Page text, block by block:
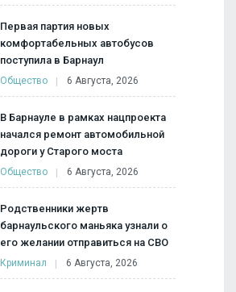
Первая партия новых
комфортабельных автобусов
поступила в Барнаул
Общество 6 Августа, 2026
В Барнауле в рамках нацпроекта
начался ремонт автомобильной
дороги у Старого моста
Общество 6 Августа, 2026
Родственники жертв
барнаульского маньяка узнали о
его желании отправиться на СВО
Криминал 6 Августа, 2026